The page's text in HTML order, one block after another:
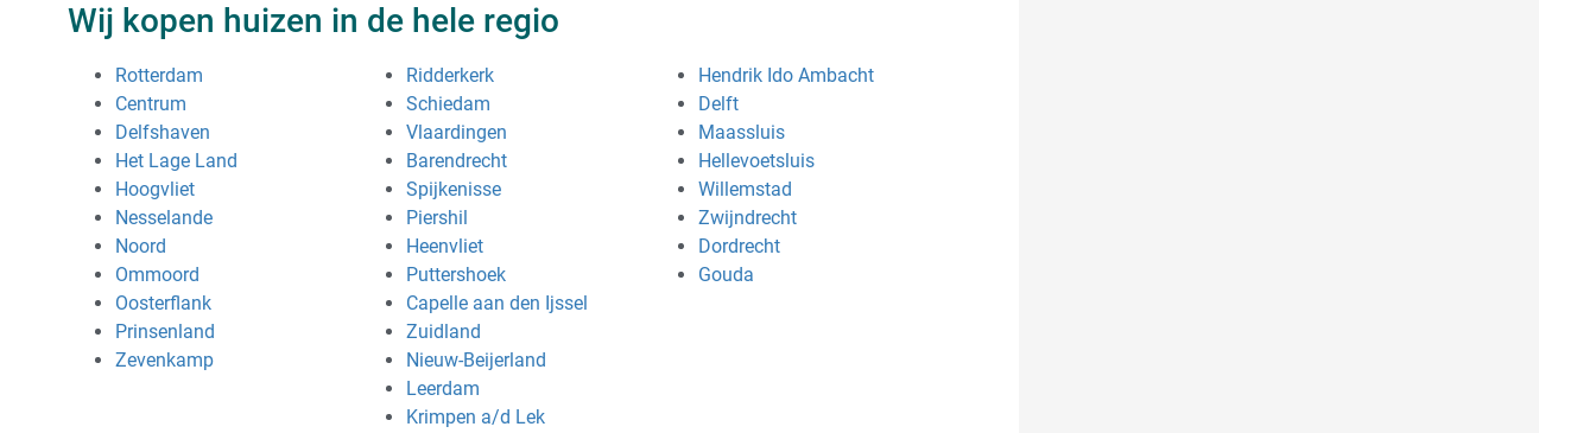
Wij kopen huizen in de hele regio
Rotterdam
Centrum
Delfshaven
Het Lage Land
Hoogvliet
Nesselande
Noord
Ommoord
Oosterflank
Prinsenland
Zevenkamp
Ridderkerk
Schiedam
Vlaardingen
Barendrecht
Spijkenisse
Piershil
Heenvliet
Puttershoek
Capelle aan den Ijssel
Zuidland
Nieuw-Beijerland
Leerdam
Krimpen a/d Lek
Hendrik Ido Ambacht
Delft
Maassluis
Hellevoetsluis
Willemstad
Zwijndrecht
Dordrecht
Gouda